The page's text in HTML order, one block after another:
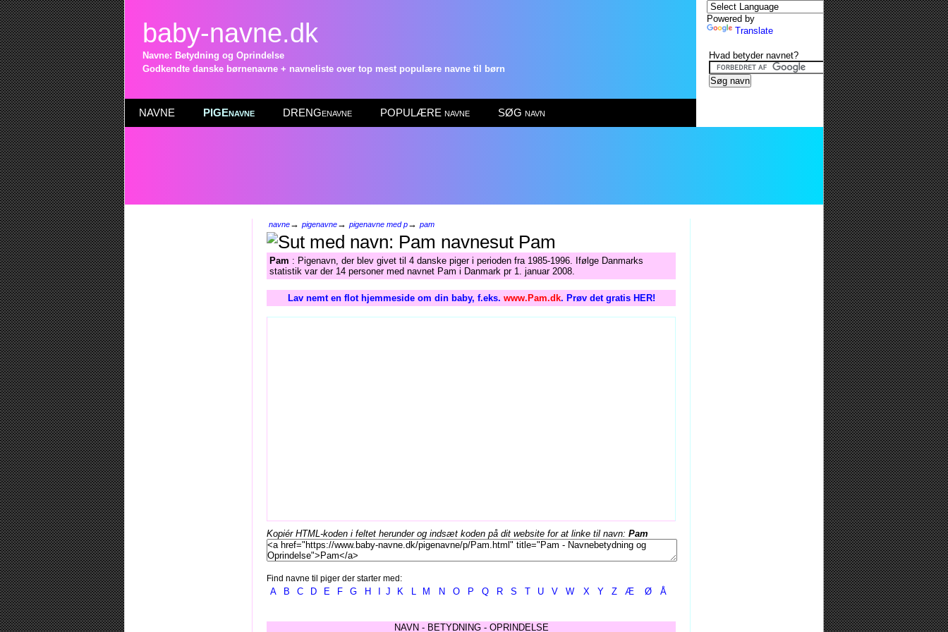
baby-navne.dk
Navne: Betydning og Oprindelse
Godkendte danske børnenavne + navneliste over top mest populære navne til børn
NAVNE PIGEnavne DRENGenavne POPULÆRE navne SØG navn
navne→ pigenavne→ pigenavne med p→ pam
Pam
Pam : Pigenavn, der blev givet til 4 danske piger i perioden fra 1985-1996. Ifølge Danmarks
statistik var der 14 personer med navnet Pam i Danmark pr 1. januar 2008.
Lav nemt en flot hjemmeside om din baby, f.eks. www.Pam.dk. Prøv det gratis HER!
Kopiér HTML-koden i feltet herunder og indsæt koden på dit website for at linke til navn: Pam
Find navne til piger der starter med:
A B C D E F G H J K L M N O P Q R S T U V W X Y Z Æ Ø Å
NAVN - BETYDNING - OPRINDELSE
Powered by
Translate
Hvad betyder navnet?